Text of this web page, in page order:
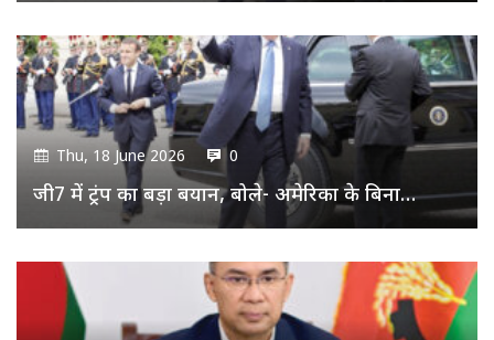
Thu, 18 June 2026 0
जी7 में ट्रंप का बड़ा बयान, बोले- अमेरिका के बिना…